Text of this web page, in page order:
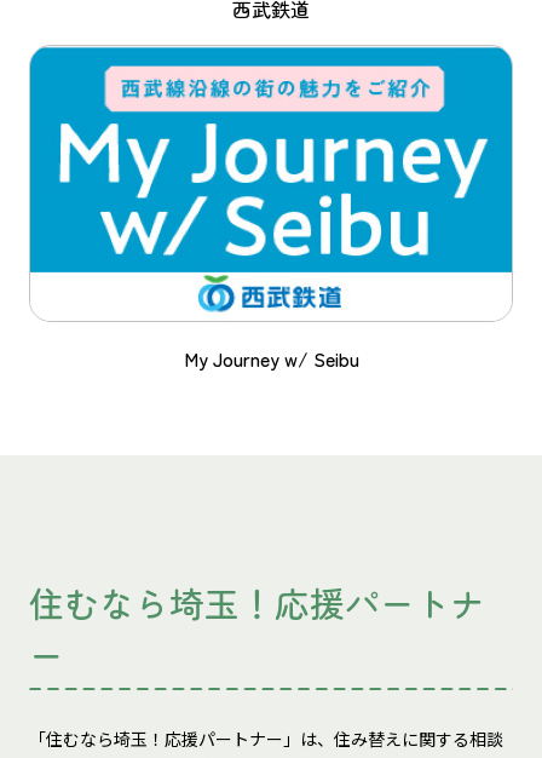
西武鉄道
My Journey w/ Seibu
住むなら埼玉！応援パートナ
ー
「住むなら埼玉！応援パートナー」は、住み替えに関する相談